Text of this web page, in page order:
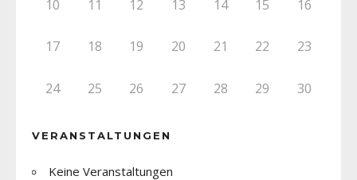
10 11 12 13 14 15 16
17 18 19 20 21 22 23
24 25 26 27 28 29 30
VERANSTALTUNGEN
Keine Veranstaltungen